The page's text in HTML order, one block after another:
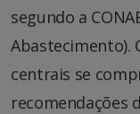
segundo a
Abastecimento).
centrais se
recomendações